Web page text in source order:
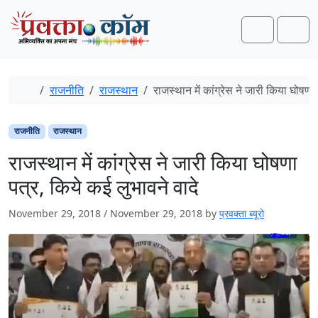
Skip to content
Skip to footer
Search
Home
राजनीति राजस्थान राजस्थान में कांग्रेस ने जारी किया
राजनीति राजस्थान
राजस्थान में कांग्रेस ने जारी किया घोषणा
पत्र, किये कई लुभावने वादे
November 29, 2018 / November 29, 2018 by प्रवक्ता ब्यूरो